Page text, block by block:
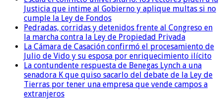
Justicia que intime al Gobierno y aplique multas si no
cumple la Ley de Fondos
Pedradas, corridas y detenidos frente al Congreso en
la marcha contra la Ley de Propiedad Privada
La Cámara de Casación confirmó el procesamiento de
Julio de Vido y su esposa por enriquecimiento ilícito
La contundente respuesta de Benegas Lynch a una
senadora K que quiso sacarlo del debate de la Ley de
Tierras por tener una empresa que vende campos a
extranjeros